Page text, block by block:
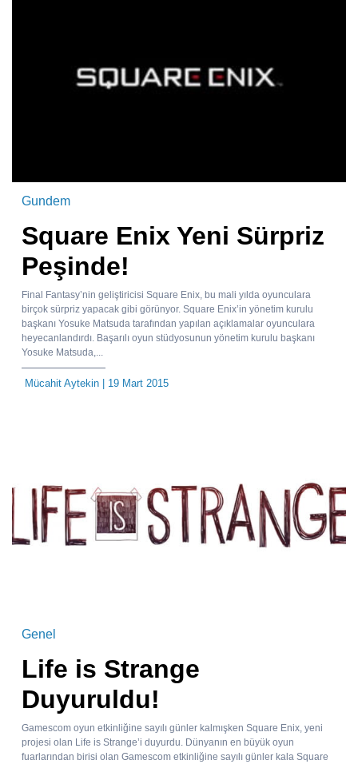
Gundem
Square Enix Yeni Sürpriz
Peşinde!
Final Fantasy’nin geliştiricisi Square Enix, bu mali yılda oyunculara
birçok sürpriz yapacak gibi görünyor. Square Enix’in yönetim kurulu
başkanı Yosuke Matsuda tarafından yapılan açıklamalar oyunculara
heyecanlandırdı. Başarılı oyun stüdyosunun yönetim kurulu başkanı
Yosuke Matsuda,...
Mücahit Aytekin | 19 Mart 2015
Genel
Life is Strange
Duyuruldu!
Gamescom oyun etkinliğine sayılı günler kalmışken Square Enix, yeni
projesi olan Life is Strange’i duyurdu. Dünyanın en büyük oyun
fuarlarından birisi olan Gamescom etkinliğine sayılı günler kala Square